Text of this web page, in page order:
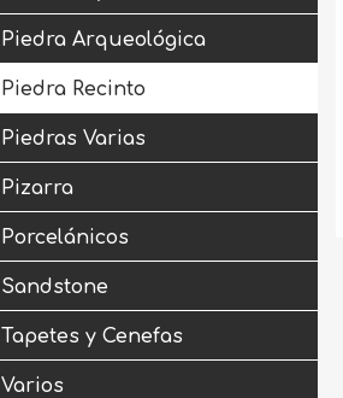
Piedra Arqueológica
Piedra Recinto
Piedras Varias
Pizarra
Porcelánicos
Sandstone
Tapetes y Cenefas
Varios